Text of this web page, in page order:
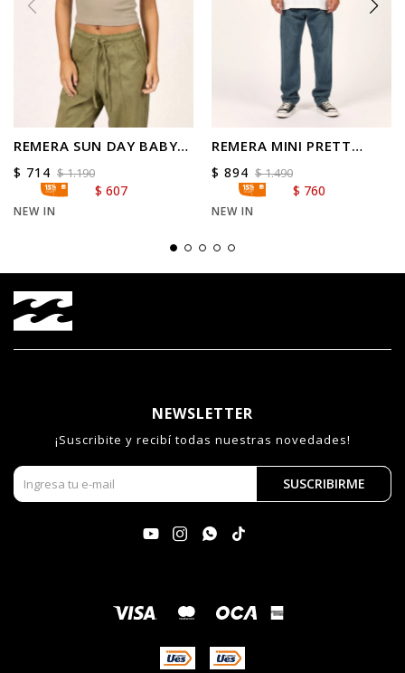
REMERA SUN DAY BABY
TEE
$ 714 $1.190
$ 607
NEW IN
REMERA MINI PRETT
OVER TEE
$ 894 $1.490
$ 760
NEW IN
NEWSLETTER
¡Suscribite y recibí todas nuestras novedades!
SUSCRIBIRME
   